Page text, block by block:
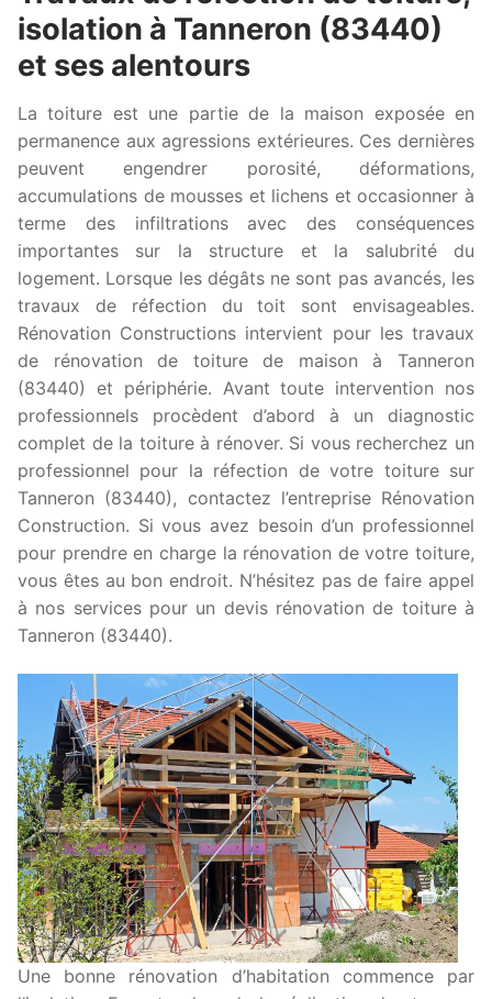
isolation à Tanneron (83440)
et ses alentours
La toiture est une partie de la maison exposée en
permanence aux agressions extérieures. Ces dernières
peuvent engendrer porosité, déformations,
accumulations de mousses et lichens et occasionner à
terme des infiltrations avec des conséquences
importantes sur la structure et la salubrité du
logement. Lorsque les dégâts ne sont pas avancés, les
travaux de réfection du toit sont envisageables.
Rénovation Constructions intervient pour les travaux
de rénovation de toiture de maison à Tanneron
(83440) et périphérie. Avant toute intervention nos
professionnels procèdent d’abord à un diagnostic
complet de la toiture à rénover. Si vous recherchez un
professionnel pour la réfection de votre toiture sur
Tanneron (83440), contactez l’entreprise Rénovation
Construction. Si vous avez besoin d’un professionnel
pour prendre en charge la rénovation de votre toiture,
vous êtes au bon endroit. N’hésitez pas de faire appel
à nos services pour un devis rénovation de toiture à
Tanneron (83440).
Une bonne rénovation d’habitation commence par